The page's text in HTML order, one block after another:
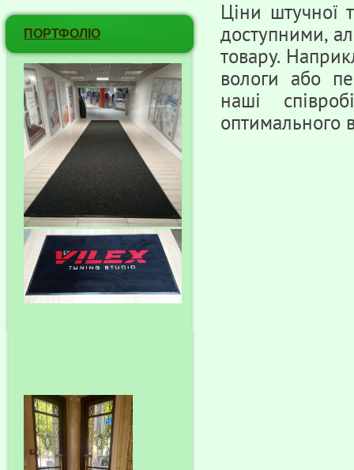
ПОРТФОЛІО
Ціни штучної
доступними,
товару.
вологи або
наші
оптимального